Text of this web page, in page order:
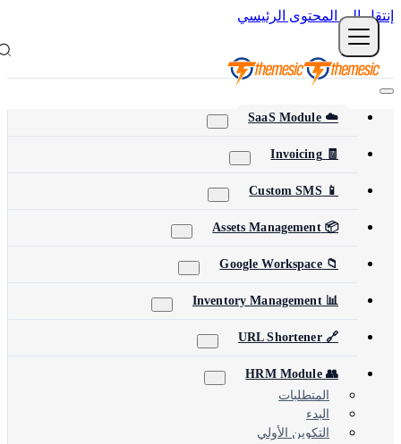
إلى المحتوى الرئيسي
☁️ SaaS Module
🧾 Invoicing
📱 Custom SMS
📦 Assets Management
📁 Google Workspace
📊 Inventory Management
🔗 URL Shortener
👥 HRM Module
المتطلبات
البدء
التكوين الأولي